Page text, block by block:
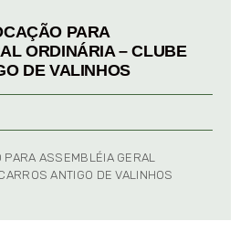
PARA
ORDINÁRIA – CLUBE
DE VALINHOS
ASSEMBLÉIA GERAL
ANTIGO DE VALINHOS